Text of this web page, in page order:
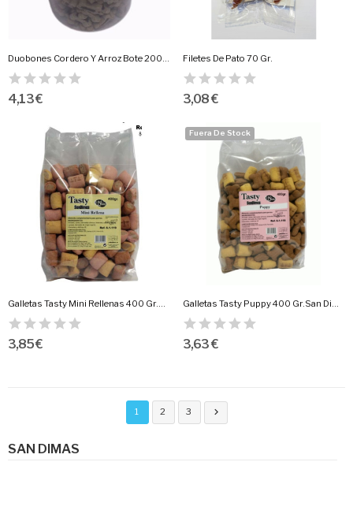
SAN DIMAS
4,13 €
Filetes De Pato 70 Gr.
3,08 €
3,85 €
Fuera De Stock
3,63 €
1 2 3 